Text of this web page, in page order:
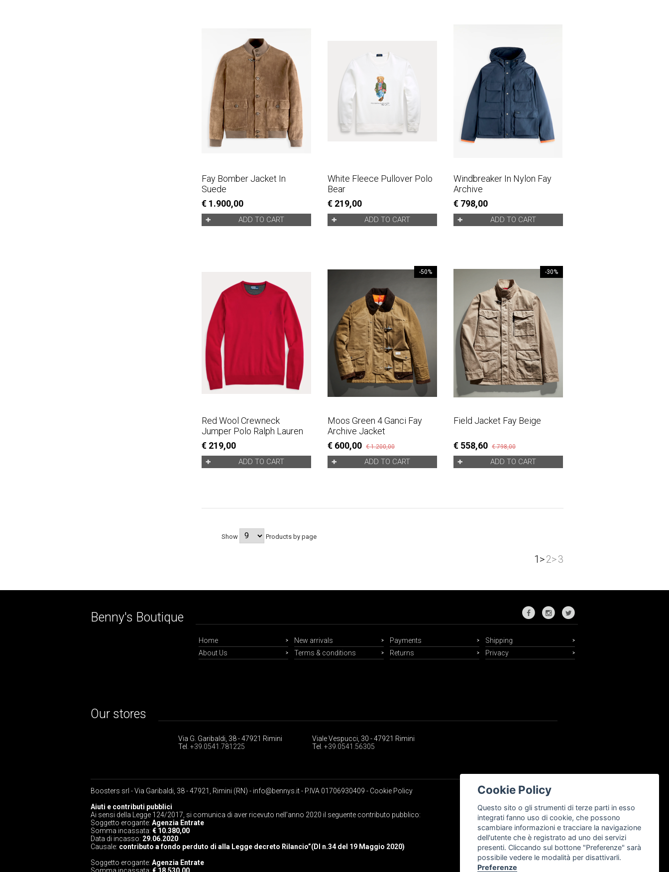
Fay Bomber Jacket In
Suede
€ 1.900,00
ADD TO CART
White Fleece Pullover Polo
Bear
€ 219,00
ADD TO CART
Windbreaker In Nylon Fay
Archive
€ 798,00
ADD TO CART
Red Wool Crewneck
Jumper Polo Ralph Lauren
€ 219,00
ADD TO CART
Moos Green 4 Ganci Fay
Archive Jacket
€ 600,00 € 1.200,00
-50%
ADD TO CART
Field Jacket Fay Beige
€ 558,60 € 798,00
-30%
ADD TO CART
Show Products by page
1>2>3
Benny's Boutique
Home New arrivals Payments
Shipping
About Us
Terms & conditions Returns Privacy
Our stores
Via G. Garibaldi, 38 - 47921 Rimini
Tel. +39.0541.781225
Viale Vespucci, 30 - 47921 Rimini
Tel. +39.0541.56305
Boosters srl - Via Garibaldi, 38 - 47921, Rimini (RN) - info@bennys.it- P.IVA 01706930409 - Cookie Policy
Aiuti e contributi pubblici
Ai sensi della Legge 124/2017, si comunica di aver ricevuto nell’anno 2020 il seguente contributo pubblico:
Soggetto erogante: Agenzia Entrate
Somma incassata: € 10.380,00
Data di incasso: 29.06.2020
Causale: contributo a fondo perduto di alla Legge decreto Rilancio”(Dl n.34 del 19 Maggio 2020)
Soggetto erogante: Agenzia Entrate
Somma incassata: € 18.530,00
Cookie Policy
Questo sito o gli strumenti di terze parti in esso
integrati fanno uso di cookie, che possono
scambiare informazioni e tracciare la navigazione
dell'utente che è registrato ad uno dei servizi
presenti. Cliccando sul bottone "Preferenze" sarà
possibile vedere le modalità per disattivarli.
Preferenze